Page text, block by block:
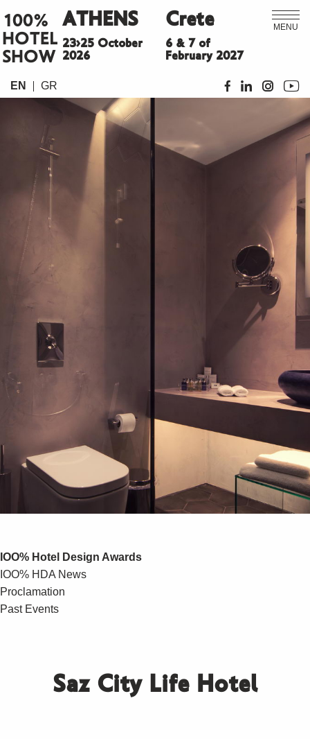
MENU
100%
HOTEL
SHOW
ATHENS
23>25 October
2026
Crete
6 & 7 of
February 2027
EN GR
IOO% Hotel Design Awards
IOO% HDA News
Proclamation
Past Events
Saz City Life Hotel